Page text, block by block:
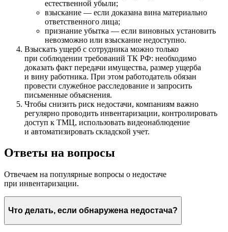
естественной убыли;
взыскание — если доказана вина материально
ответственного лица;
признание убытка — если виновных установить
невозможно или взыскание недоступно.
Взыскать ущерб с сотрудника можно только
при соблюдении требований ТК РФ: необходимо
доказать факт передачи имущества, размер ущерба
и вину работника. При этом работодатель обязан
провести служебное расследование и запросить
письменные объяснения.
Чтобы снизить риск недостачи, компаниям важно
регулярно проводить инвентаризации, контролировать
доступ к ТМЦ, использовать видеонаблюдение
и автоматизировать складской учет.
Ответы на вопросы
Отвечаем на популярные вопросы о недостаче
при инвентаризации.
Что делать, если обнаружена недостача?